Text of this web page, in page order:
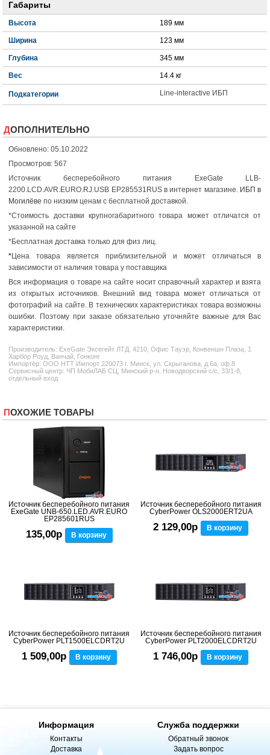
Габариты
Высота 189 мм
Ширина 123 мм
Глубина 345 мм
Вес 14.4 кг
Подкатегории Line-interactive ИБП
ДОПОЛНИТЕЛЬНО
Обновлено: 05.10.2022
Просмотров: 567
Источник бесперебойного питания ExeGate LLB-
2200.LCD.AVR.EURO.RJ.USB EP285531RUS в интернет магазине. ИБП в
Могилёве по низким ценам с бесплатной доставкой.
*Стоимость доставки крупногабаритного товара может отличатся от
указанной на сайте
*Бесплатная доставка только для физ лиц.
*Цена товара является приблизительной и может отличаться в
зависимости от наличия товара у поставщика
Вся информация о товаре на сайте носит справочный характер и взята
из открытых источников. Внешний вид товара может отличаться от
фотографий на сайте. В технических характеристиках товара возможны
ошибки. Поэтому при заказе обязательно уточняйте важные для Вас
характеристики.
Производитель: ExeGate Эксегейт ЛТД. 4210, Офис Тауэр, Конвеншн Плаза, 1
Харбор Роуд, Ванчай, Гонконг
Импортёр: ООО НТТ Импорт 220073 г. Минск, ул. Скрыганова, д.6а, оф.8
Сервисный центр: ЧП МобиЛАБ СЦ, Минский р-н, Новодворский с/с, 33/1-8,
отдельный вход
ПОХОЖИЕ ТОВАРЫ
Источник бесперебойного питания
ExeGate UNB-650.LED.AVR.EURO
EP285601RUS
135,00р В корзину
Источник бесперебойного питания
CyberPower OLS2000ERT2UA
2 129,00р В корзину
Источник бесперебойного питания
CyberPower PLT1500ELCDRT2U
1 509,00р В корзину
Источник бесперебойного питания
CyberPower PLT2000ELCDRT2U
1 746,00р В корзину
Информация
Контакты
Доставка
Служба поддержки
Обратный звонок
Задать вопрос